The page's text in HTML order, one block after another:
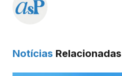
Notícias Relacionadas